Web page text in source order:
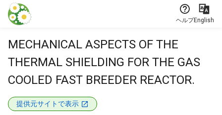
本文に飛ぶ
ヘルプEnglish
MECHANICAL ASPECTS OF THE
THERMAL SHIELDING FOR THE GAS
COOLED FAST BREEDER REACTOR.
提供元サイトで表示